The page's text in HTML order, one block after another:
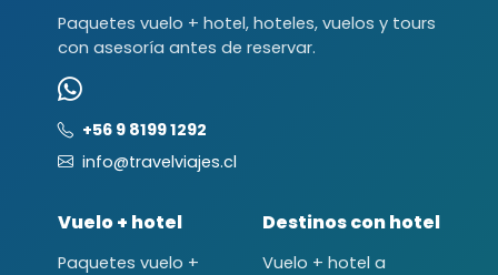
Paquetes vuelo + hotel, hoteles, vuelos y tours
con asesoría antes de reservar.
+56 9 8199 1292
info@travelviajes.cl
Vuelo + hotel
Paquetes vuelo +
Destinos con hotel
Vuelo + hotel a